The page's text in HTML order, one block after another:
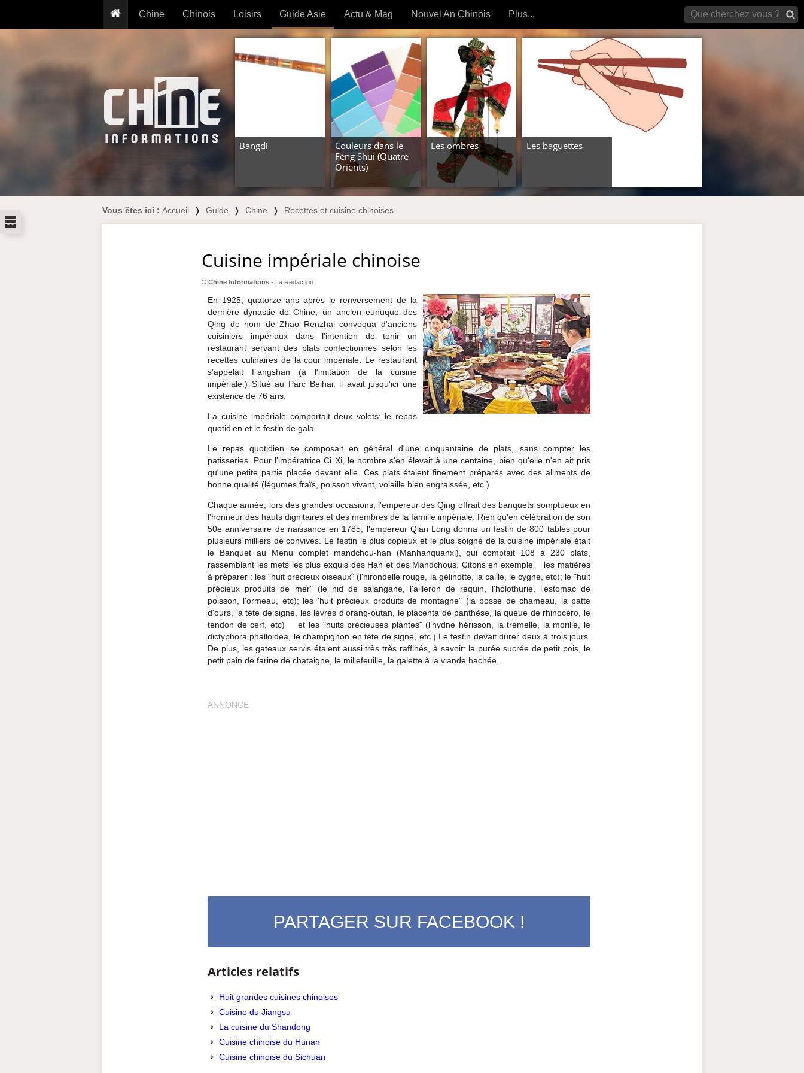
Chine
Conseils voyageurs
Plantes médicinales
Cuisine
Chinois
Grammaire
Traducteur
Exos & Flashcards
+50 Outils
Loisirs
Prénom
Signe
Guide Asie Actu & Mag
Magazine
Articles intemporels
Nouvel An Chinois Plus...
Forum (archives)
Bangdi
Couleurs dans le
Feng Shui (Quatre
Orients)
Les ombres Les baguettes
Vous êtes ici : Accueil ❭ Guide ❭ Chine ❭ Recettes et cuisine chinoises
Cuisine impériale chinoise
© Chine Informations - La Rédaction
En 1925, quatorze ans après le renversement de la
dernière dynastie de Chine, un ancien eunuque des
Qing de nom de Zhao Renzhai convoqua d'anciens
cuisiniers impériaux dans l'intention de tenir un
restaurant servant des plats confectionnés selon les
recettes culinaires de la cour impériale. Le restaurant
s'appelait Fangshan (à l'imitation de la cuisine
impériale.) Situé au Parc Beihai, il avait jusqu'ici une
existence de 76 ans.
La cuisine impériale comportait deux volets: le repas
quotidien et le festin de gala.
Le repas quotidien se composait en général d'une cinquantaine de plats, sans compter les
patisseries. Pour l'impératrice Ci Xi, le nombre s'en élevait à une centaine, bien qu'elle n'en ait pris
qu'une petite partie placée devant elle. Ces plats étaient finement préparés avec des aliments de
bonne qualité (légumes fraïs, poisson vivant, volaille bien engraissée, etc.)
Chaque année, lors des grandes occasions, l'empereur des Qing offrait des banquets somptueux en
l'honneur des hauts dignitaires et des membres de la famille impériale. Rien qu'en célébration de son
50e anniversaire de naissance en 1785, l'empereur Qian Long donna un festin de 800 tables pour
plusieurs milliers de convives. Le festin le plus copieux et le plus soigné de la cuisine impériale était
le Banquet au Menu complet mandchou-han (Manhanquanxi), qui comptait 108 à 230 plats,
rassemblant les mets les plus exquis des Han et des Mandchous. Citons en exemple les matières
à préparer : les "huit précieux oiseaux" (l'hirondelle rouge, la gélinotte, la caille, le cygne, etc); le "huit
précieux produits de mer" (le nid de salangane, l'ailleron de requin, l'holothurie, l'estomac de
poisson, l'ormeau, etc); les 'huit précieux produits de montagne" (la bosse de chameau, la patte
d'ours, la tête de signe, les lèvres d'orang-outan, le placenta de panthèse, la queue de rhinocéro, le
tendon de cerf, etc) et les "huits précieuses plantes" (l'hydne hérisson, la trémelle, la morille, le
dictyphora phalloidea, le champignon en tête de signe, etc.) Le festin devait durer deux à trois jours.
De plus, les gateaux servis étaient aussi très très raffinés, à savoir: la purée sucrée de petit pois, le
petit pain de farine de chataigne, le millefeuille, la galette à la viande hachée.
ANNONCE
PARTAGER SUR FACEBOOK !
Articles relatifs
Huit grandes cuisines chinoises
Cuisine du Jiangsu
La cuisine du Shandong
Cuisine chinoise du Hunan
Cuisine chinoise du Sichuan
...